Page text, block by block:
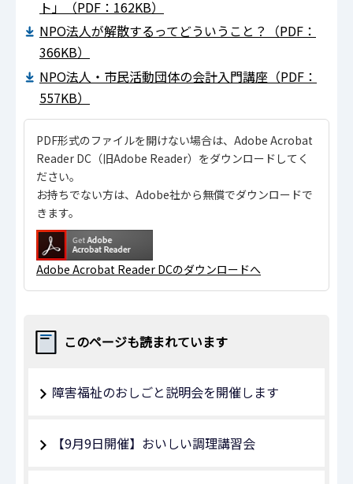
ト」（PDF：162KB）
NPO法人が解散するってどういうこと？（PDF：
366KB）
NPO法人・市民活動団体の会計入門講座（PDF：
557KB）
PDF形式のファイルを開けない場合は、Adobe Acrobat
Reader DC（旧Adobe Reader）をダウンロードしてく
ださい。
お持ちでない方は、Adobe社から無償でダウンロードで
きます。
Adobe Acrobat Reader DCのダウンロードへ
このページも読まれています
障害福祉のおしごと説明会を開催します
【9月9日開催】おいしい調理講習会